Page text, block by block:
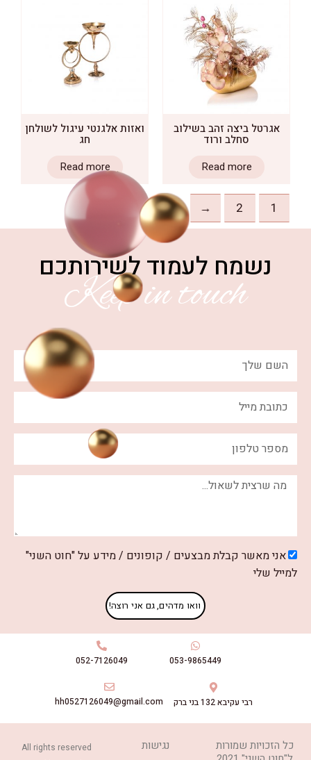
ביצה זהב בשילוב
Read more
ואזות אלגנטי עיגול לשולחן
Read more
לעמוד לשירותכם
Keep in touch
קבלת מבצעים / קופונים / מידע על "חוט השני"
וואו מדהים, גם אני רוצה!
053-9865449
052-7126049
hh0527126049@gmail.com
שמורות
All rights reserved